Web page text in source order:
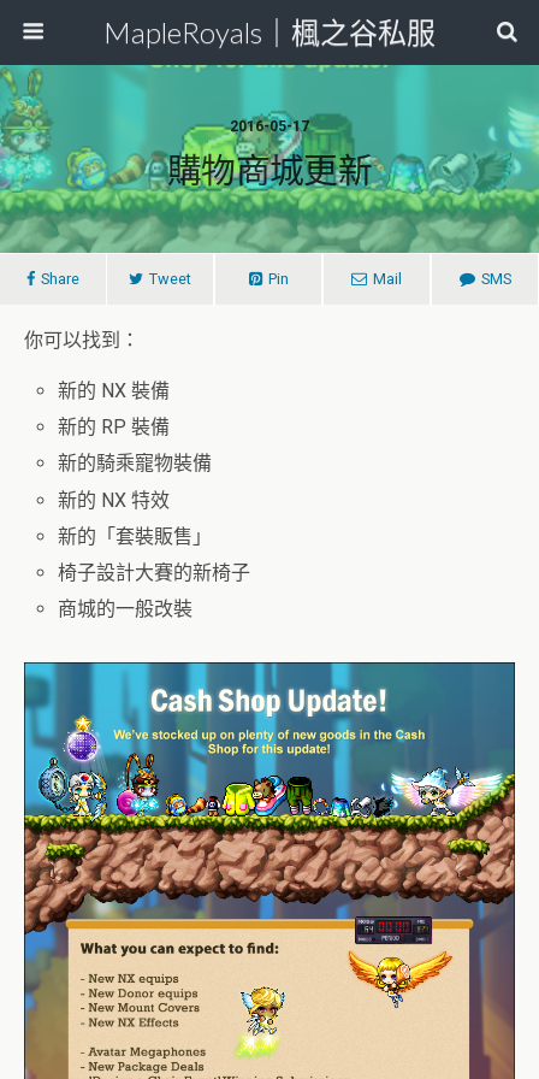
MapleRoyals｜楓之谷私服
2016-05-17
購物商城更新
Share Tweet Pin Mail SMS
你可以找到：
新的 NX 裝備
新的 RP 裝備
新的騎乘寵物裝備
新的 NX 特效
新的「套裝販售」
椅子設計大賽的新椅子
商城的一般改裝